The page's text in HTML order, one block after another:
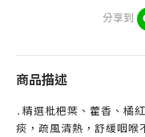
分享到
商品描述
․精選枇杷葉、藿香、橘
痰，疏風清熱，舒緩咽喉